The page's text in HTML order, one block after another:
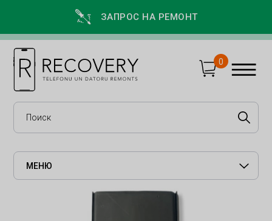
ЗАПРОС НА РЕМОНТ
0
МЕНЮ